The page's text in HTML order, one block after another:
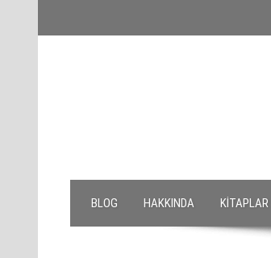
BLOG HAKKINDA KITAPLAR